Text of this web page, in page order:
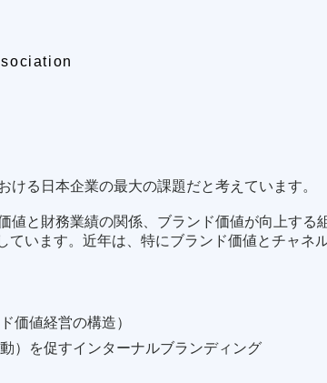
る日本企業の最大の課題だと考えています。
値と財務業績の関係、ブランド価値が向上する
ています。近年は、特にブランド価値とチャネ
価値経営の構造）
）を促すインターナルブランディング